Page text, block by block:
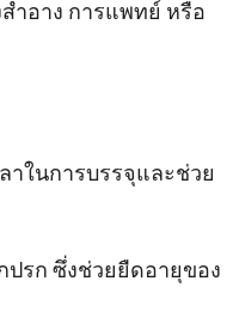
ำอาง การแพทย์ หรือ
าในการบรรจุและช่วย
รก ซึ่งช่วยยืดอายุของ